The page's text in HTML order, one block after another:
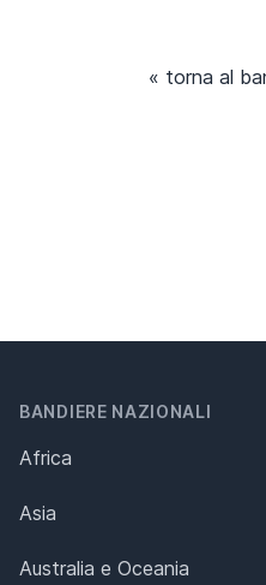
« torna al
BANDIERE NAZIONALI
Africa
Asia
Australia e Oceania